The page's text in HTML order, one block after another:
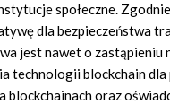
społeczne.
dla bezpieczeństwa
jest nawet o
technologii blockchain
oraz